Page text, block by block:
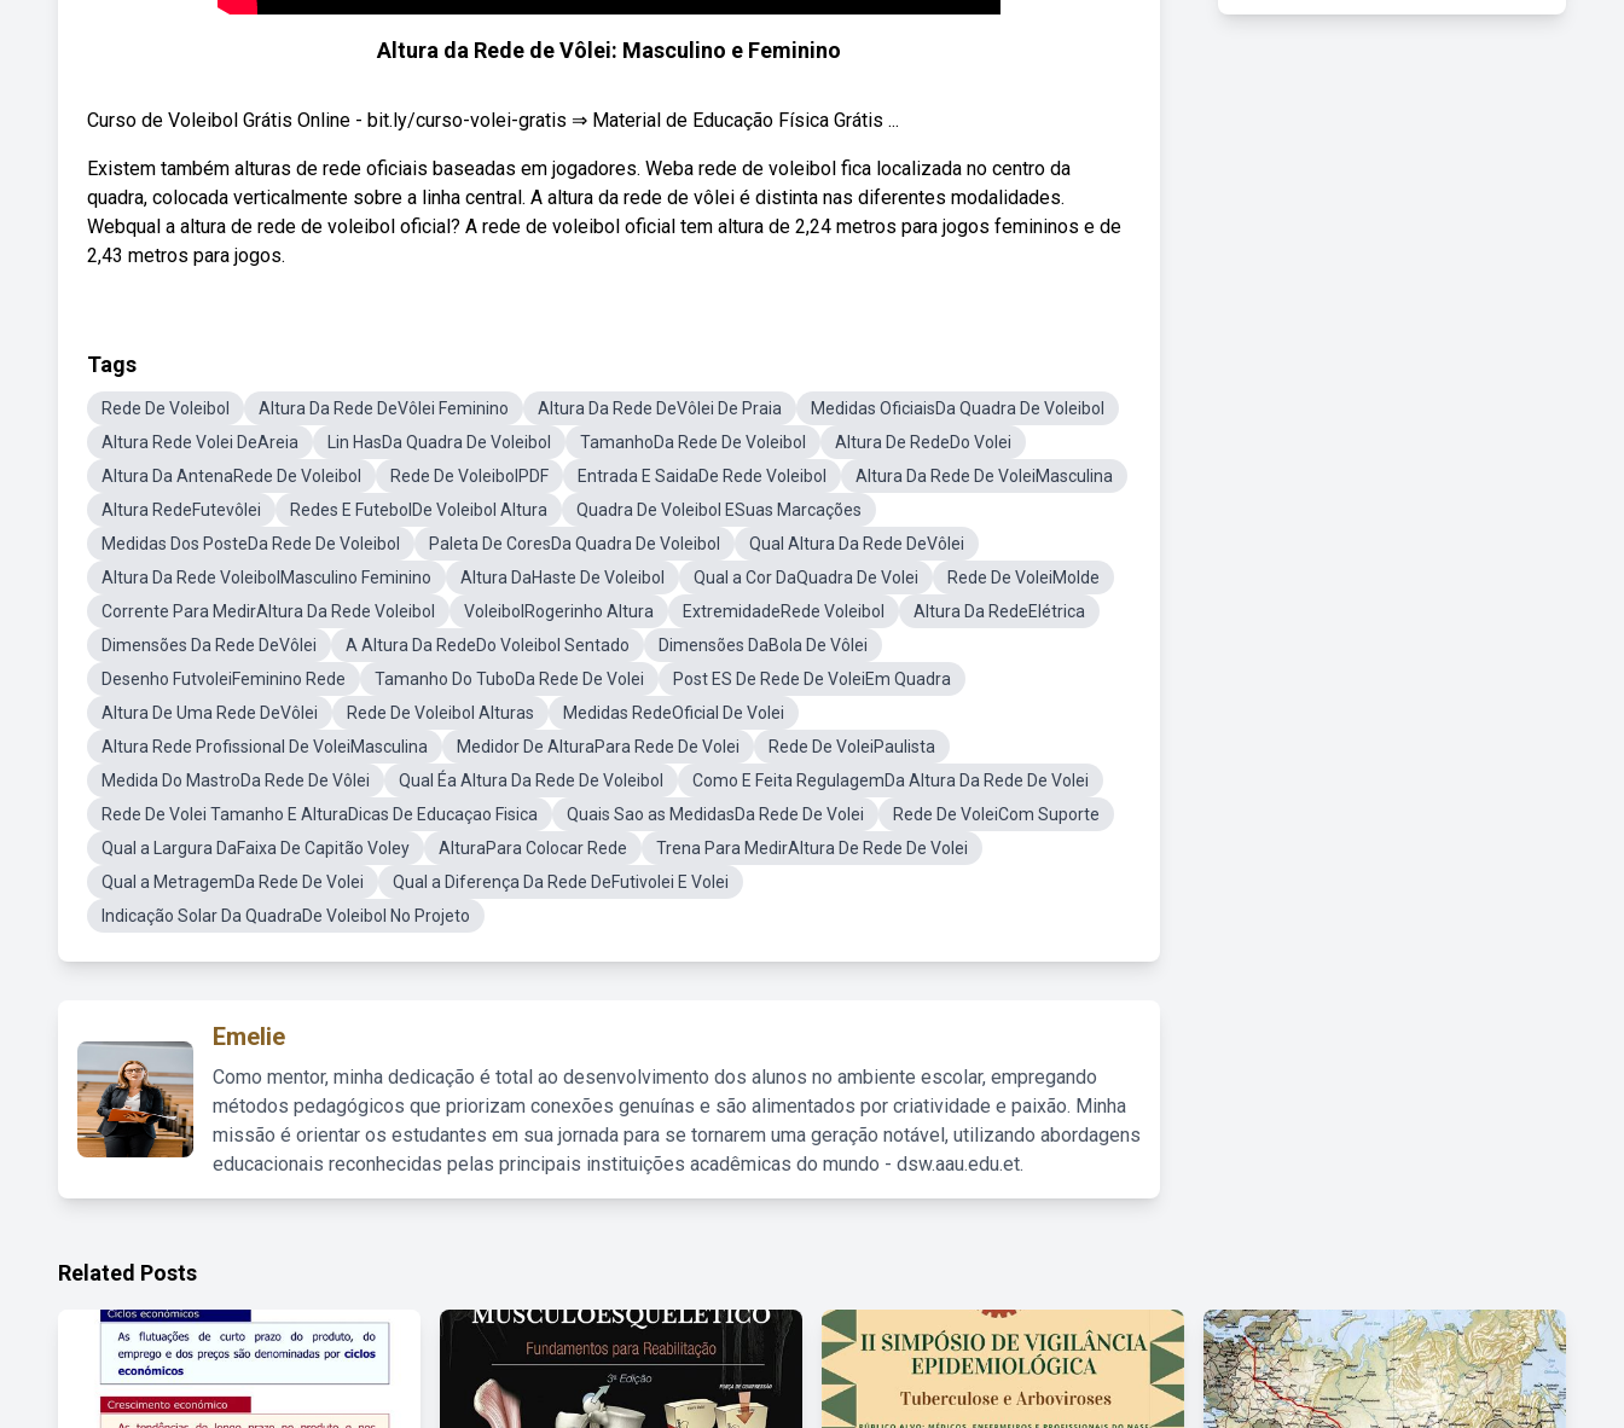
Altura da Rede de Vôlei: Masculino e Feminino
Curso de Voleibol Grátis Online - bit.ly/curso-volei-gratis ⇒ Material de Educação Física Grátis ...
Existem também alturas de rede oficiais baseadas em jogadores. Weba rede de voleibol fica localizada no centro da
quadra, colocada verticalmente sobre a linha central. A altura da rede de vôlei é distinta nas diferentes modalidades.
Webqual a altura de rede de voleibol oficial? A rede de voleibol oficial tem altura de 2,24 metros para jogos femininos e de
2,43 metros para jogos.
Tags
Rede De Voleibol Altura Da Rede DeVôlei Feminino Altura Da Rede DeVôlei De Praia
Medidas OficiaisDa Quadra De Voleibol
Altura Rede Volei DeAreia
Lin HasDa Quadra De Voleibol TamanhoDa Rede De Voleibol
Altura De RedeDo Volei
Altura Da AntenaRede De Voleibol
Rede De VoleibolPDF Entrada E SaidaDe Rede Voleibol
Altura Da Rede De VoleiMasculina
Altura RedeFutevôlei
Redes E FutebolDe Voleibol Altura
Quadra De Voleibol ESuas Marcações
Medidas Dos PosteDa Rede De Voleibol
Paleta De CoresDa Quadra De Voleibol
Qual Altura Da Rede DeVôlei
Altura Da Rede VoleibolMasculino Feminino
Altura DaHaste De Voleibol Qual a Cor DaQuadra De Volei
Rede De VoleiMolde
Corrente Para MedirAltura Da Rede Voleibol
VoleibolRogerinho Altura ExtremidadeRede Voleibol
Altura Da RedeElétrica
Dimensões Da Rede DeVôlei
A Altura Da RedeDo Voleibol Sentado
Dimensões DaBola De Vôlei
Desenho FutvoleiFeminino Rede
Tamanho Do TuboDa Rede De Volei
Post ES De Rede De VoleiEm Quadra
Altura De Uma Rede DeVôlei
Rede De Voleibol Alturas
Medidas RedeOficial De Volei
Altura Rede Profissional De VoleiMasculina
Medidor De AlturaPara Rede De Volei
Rede De VoleiPaulista
Medida Do MastroDa Rede De Vôlei
Qual Éa Altura Da Rede De Voleibol
Como E Feita RegulagemDa Altura Da Rede De Volei
Rede De Volei Tamanho E AlturaDicas De Educaçao Fisica
Quais Sao as MedidasDa Rede De Volei
Rede De VoleiCom Suporte
Qual a Largura DaFaixa De Capitão Voley
AlturaPara Colocar Rede
Trena Para MedirAltura De Rede De Volei
Qual a MetragemDa Rede De Volei
Qual a Diferença Da Rede DeFutivolei E Volei
Indicação Solar Da QuadraDe Voleibol No Projeto
Emelie
Como mentor, minha dedicação é total ao desenvolvimento dos alunos no ambiente escolar, empregando
métodos pedagógicos que priorizam conexões genuínas e são alimentados por criatividade e paixão. Minha
missão é orientar os estudantes em sua jornada para se tornarem uma geração notável, utilizando abordagens
educacionais reconhecidas pelas principais instituições acadêmicas do mundo - dsw.aau.edu.et.
Related Posts